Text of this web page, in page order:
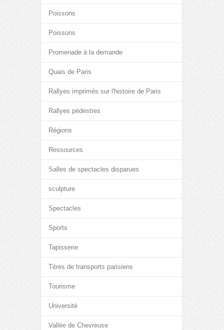
Poissons
Poissons
Promenade à la demande
Quais de Paris
Rallyes imprimés sur l'histoire de Paris
Rallyes pédestres
Régions
Ressources
Salles de spectacles disparues
sculpture
Spectacles
Sports
Tapisserie
Titres de transports parisiens
Tourisme
Université
Vallée de Chevreuse